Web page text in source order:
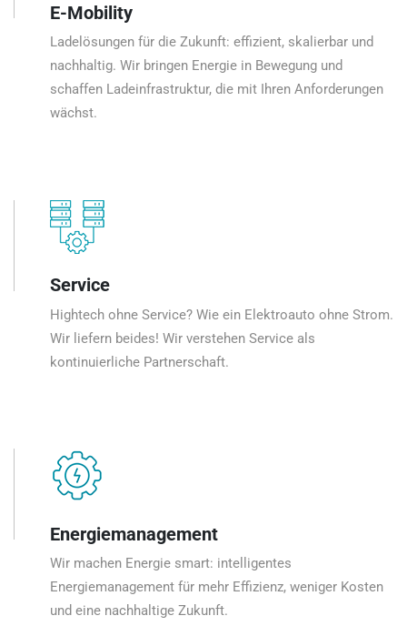
E-Mobility
Ladelösungen für die Zukunft: effizient, skalierbar und
nachhaltig. Wir bringen Energie in Bewegung und
schaffen Ladeinfrastruktur, die mit Ihren Anforderungen
wächst.
Service
Hightech ohne Service? Wie ein Elektroauto ohne Strom.
Wir liefern beides! Wir verstehen Service als
kontinuierliche Partnerschaft.
Energiemanagement
Wir machen Energie smart: intelligentes
Energiemanagement für mehr Effizienz, weniger Kosten
und eine nachhaltige Zukunft.